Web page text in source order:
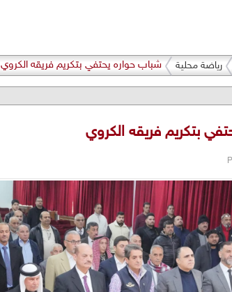
رياضة محلية شباب حواره يحتفي بتكريم فريقه الكروي
بتكريم فريقه الكروي